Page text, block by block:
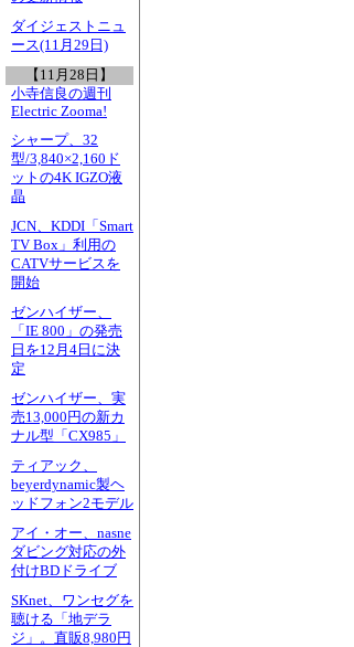
ダイジェストニュ
ース(11月29日)
【11月28日】
小寺信良の週刊
Electric Zooma!
シャープ、32
型/3,840×2,160ド
ットの4K IGZO液
晶
JCN、KDDI「Smart
TV Box」利用の
CATVサービスを
開始
ゼンハイザー、
「IE 800」の発売
日を12月4日に決
定
ゼンハイザー、実
売13,000円の新カ
ナル型「CX985」
ティアック、
beyerdynamic製ヘ
ッドフォン2モデル
アイ・オー、nasne
ダビング対応の外
付けBDドライブ
SKnet、ワンセグを
聴ける「地デラ
ジ」。直販8,980円